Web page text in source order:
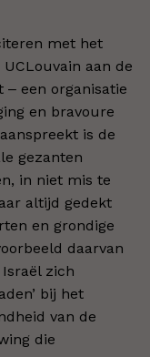
met het
aan de
‒ een organisatie
en bravoure
is de
gezanten
in niet mis te
altijd gedekt
en grondige
daarvan
zich
bij het
van de
die